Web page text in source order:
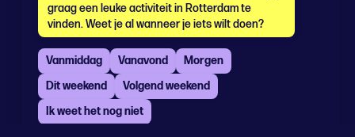
graag een leuke activiteit in Rotterdam te
vinden. Weet je al wanneer je iets wilt doen?
Vanmiddag Vanavond
Morgen
Dit weekend
Volgend weekend
Ik weet het nog niet